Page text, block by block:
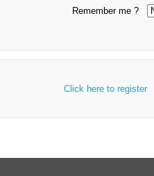
Remember me ?
Click here to register